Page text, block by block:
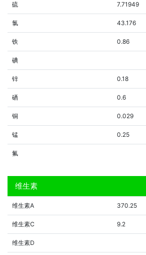
硫 7.71949
氯 43.176
铁 0.86
碘
锌 0.18
硒 0.6
铜 0.029
锰 0.25
氟
维生素
维生素A 370.25
维生素C 9.2
维生素D